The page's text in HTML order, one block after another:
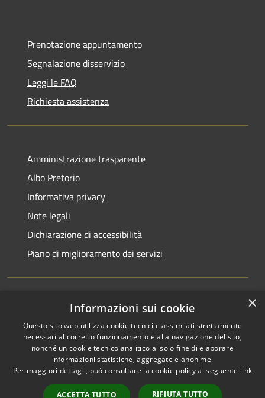
Prenotazione appuntamento
Segnalazione disservizio
Leggi le FAQ
Richiesta assistenza
Amministrazione trasparente
Albo Pretorio
Informativa privacy
Note legali
Dichiarazione di accessibilità
Piano di miglioramento dei servizi
Accessibilità
Privacy
Mappa del sito
Comune convenzionato
Astigov
Progetto|Convenzione
Adesioni
•Accesso redazione
×
Informazioni sui cookie
Questo sito web utilizza cookie tecnici e assimilati strettamente
necessari al corretto funzionamento e alla navigazione del sito,
nonché un cookie tecnico analitico al solo fine di elaborare
informazioni statistiche, aggregate e anonime.
Per maggiori dettagli, può consultare la cookie policy al seguente link
ACCETTA TUTTO RIFIUTA TUTTO